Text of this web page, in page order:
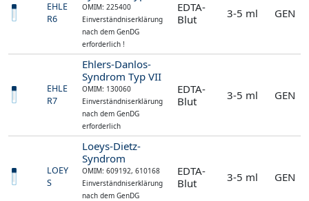
EHLE
R6
OMIM: 225400
Einverständniserklärung
nach dem GenDG
erforderlich !
EDTA-
Blut
3-5 ml GEN
EHLE
R7
Ehlers-Danlos-
Syndrom Typ VII
OMIM: 130060
Einverständniserklärung
nach dem GenDG
erforderlich
EDTA-
Blut
3-5 ml GEN
LOEY
S
Loeys-Dietz-
Syndrom
OMIM: 609192, 610168
Einverständniserklärung
nach dem GenDG
EDTA-
Blut
3-5 ml GEN